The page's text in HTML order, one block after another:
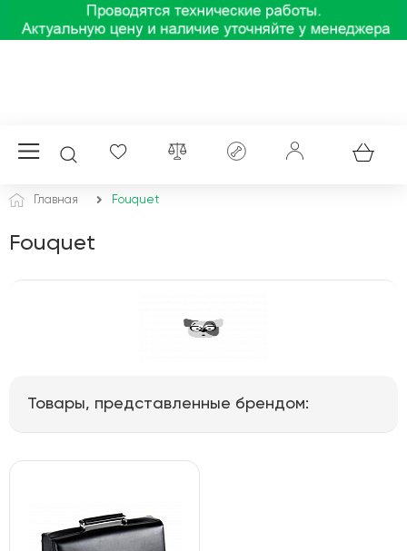
Главная Fouquet
Fouquet
Товары, представленные брендом: